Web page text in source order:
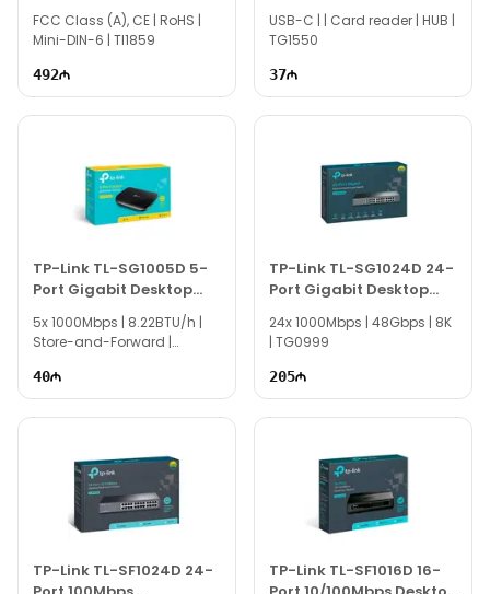
FCC Class (A), CE | RoHS |
Mini-DIN-6 | TI1859
492
USB-C | | Card reader | HUB |
TG1550
37
TP-Link TL-SG1005D 5-
Port Gigabit Desktop
5x 1000Mbps | 8.22BTU/h |
Store-and-Forward |
40
TP-Link TL-SG1024D 24-
Port Gigabit Desktop
Rackmount Switch
24x 1000Mbps | 48Gbps | 8K
| TG0999
205
TP-Link TL-SF1024D 24-
TP-Link TL-SF1016D 16-